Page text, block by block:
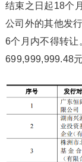
结束之日起18个
公司外的其他发
6个月内不得转让
699,999,999.48